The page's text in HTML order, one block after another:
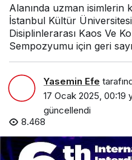
Alanında uzman isimlerin
İstanbul Kültür
Disiplinlerarası Kaos Ve
Sempozyumu için geri
Yasemin Efe
17 Ocak 2025, 00:19
güncellendi
8.468